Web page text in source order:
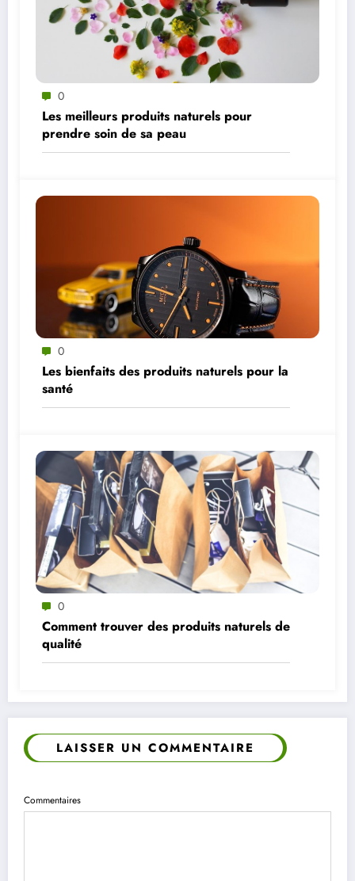
0
Les meilleurs produits naturels pour
prendre soin de sa peau
0
Les bienfaits des produits naturels pour la
santé
0
Comment trouver des produits naturels de
qualité
LAISSER UN COMMENTAIRE
Commentaires